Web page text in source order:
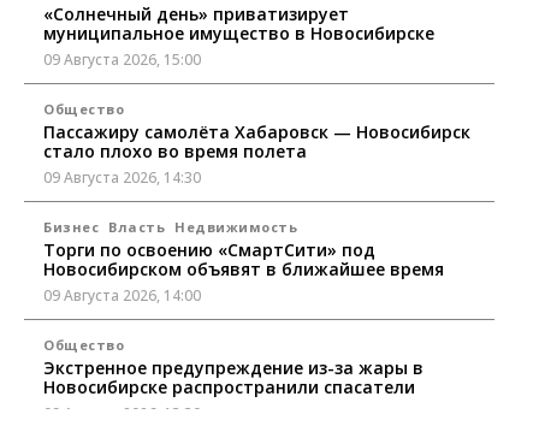
«Солнечный день» приватизирует
муниципальное имущество в Новосибирске
09 Августа 2026, 15:00
Общество
Пассажиру самолёта Хабаровск — Новосибирск
стало плохо во время полета
09 Августа 2026, 14:30
Бизнес Власть Недвижимость
Торги по освоению «СмартСити» под
Новосибирском объявят в ближайшее время
09 Августа 2026, 14:00
Общество
Экстренное предупреждение из-за жары в
Новосибирске распространили спасатели
09 Августа 2026, 13:30